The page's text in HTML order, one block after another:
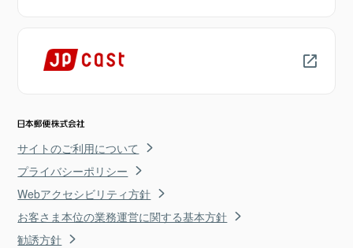
サイトのご利用について
プライバシーポリシー
Webアクセシビリティ方針
お客さま本位の業務運営に関する基本方針
勧誘方針